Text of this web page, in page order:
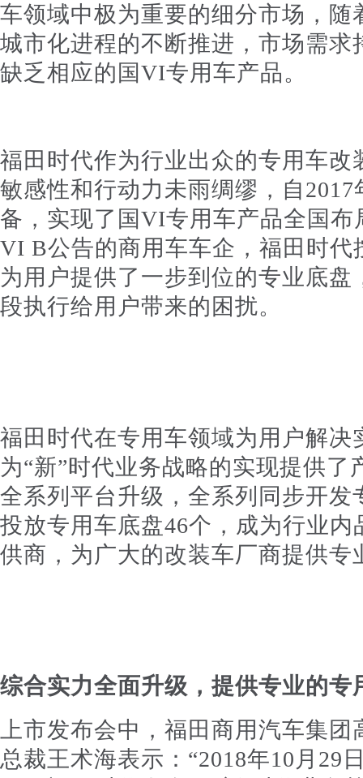
车领域中极为重要的细分市场，
城市化进程的不断推进，市场需
缺乏相应的国VI专用车产品。
福田时代作为行业出众的专用车
敏感性和行动力未雨绸缪，自
备，实现了国VI专用车产品全国
VI B公告的商用车车企，福田时
为用户提供了一步到位的专业底
段执行给用户带来的困扰。
福田时代在专用车领域为用户解
为“新”时代业务战略的实现提供了
全系列平台升级，全系列同步开
投放专用车底盘46个，成为行业
供商，为广大的改装车厂商提供专
综合实力全面升级，提供专业的专
上市发布会中，福田商用汽车集
总裁王术海表示：“2018年10月29